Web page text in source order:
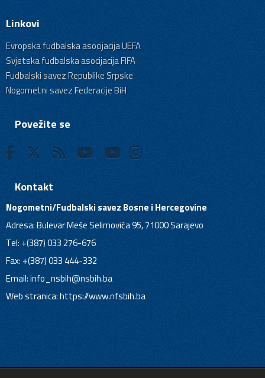
Linkovi
Evropska fudbalska asocijacija UEFA
Svjetska fudbalska asocijacija FIFA
Fudbalski savez Republike Srpske
Nogometni savez Federacije BiH
Povežite se
Kontakt
Nogometni/Fudbalski savez Bosne i Hercegovine
Adresa: Bulevar Meše Selimovića 95, 71000 Sarajevo
Tel: +(387) 033 276-676
Fax: +(387) 033 444-332
Email:info_nsbih@nsbih.ba
Web stranica: https://www.nfsbih.ba